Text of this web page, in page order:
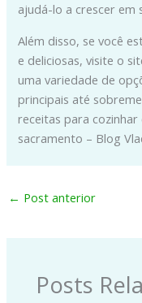
ajudá-lo a crescer em
Além disso, se você
e deliciosas, visite o
uma variedade de
principais até
receitas para
sacramento – Blog
← Post anterior
Posts